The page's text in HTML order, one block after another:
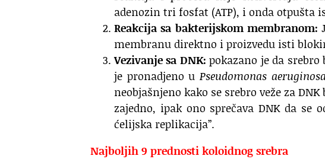
adenozin tri fosfat (ATP), i onda otpušta
Reakcija sa bakterijskom membranom:
membranu direktno i proizvedu isti
Vezivanje sa DNK: pokazano je da srebro
je pronadjeno u Pseudomonas
neobjašnjeno kako se srebro veže za
zajedno, ipak ono sprečava DNK da se
ćelijska replikacija’’.
Najboljih 9 prednosti koloidnog srebra